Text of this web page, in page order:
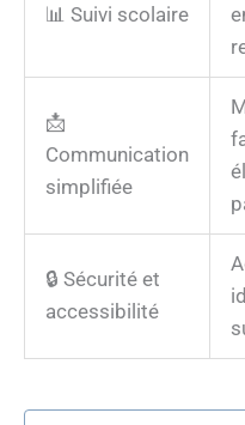
📊 Suivi scolaire
📩
Communication
simplifiée
🔒 Sécurité et
accessibilité